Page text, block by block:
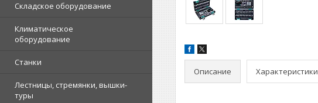
Складское оборудование
Климатическое
оборудование
Станки
Лестницы, стремянки, вышки-
туры
Описание Характеристики